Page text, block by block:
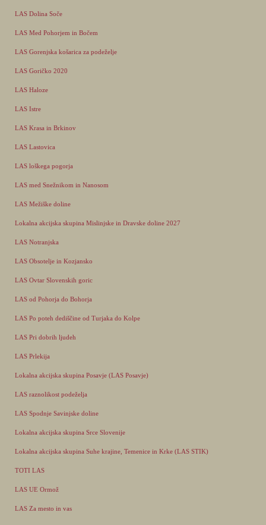
LAS Dolina Soče
LAS Med Pohorjem in Bočem
LAS Gorenjska košarica za podeželje
LAS Goričko 2020
LAS Haloze
LAS Istre
LAS Krasa in Brkinov
LAS Lastovica
LAS loškega pogorja
LAS med Snežnikom in Nanosom
LAS Mežiške doline
Lokalna akcijska skupina Mislinjske in Dravske doline 2027
LAS Notranjska
LAS Obsotelje in Kozjansko
LAS Ovtar Slovenskih goric
LAS od Pohorja do Bohorja
LAS Po poteh dediščine od Turjaka do Kolpe
LAS Pri dobrih ljudeh
LAS Prlekija
Lokalna akcijska skupina Posavje (LAS Posavje)
LAS raznolikost podeželja
LAS Spodnje Savinjske doline
Lokalna akcijska skupina Srce Slovenije
Lokalna akcijska skupina Suhe krajine, Temenice in Krke (LAS STIK)
TOTI LAS
LAS UE Ormož
LAS Za mesto in vas